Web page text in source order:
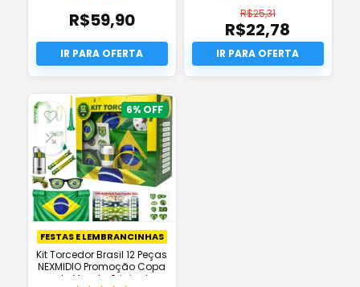
R$59,90 R$25,31
O
preço
original
era:
R$22,78
O
preço
atual
6%
FESTAS E LEMBRANCINHAS
Kit Torcedor Brasil 12 Peças
NEXMIDIO Promoção Copa
do Mundo Original